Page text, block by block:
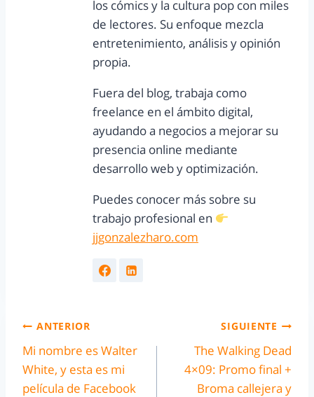
los cómics y la cultura pop con miles
de lectores. Su enfoque mezcla
entretenimiento, análisis y opinión
propia.
Fuera del blog, trabaja como
freelance en el ámbito digital,
ayudando a negocios a mejorar su
presencia online mediante
desarrollo web y optimización.
Puedes conocer más sobre su
trabajo profesional en
jjgonzalezharo.com
ANTERIOR
Mi nombre es Walter
White, y esta es mi
película de Facebook
SIGUIENTE
The Walking Dead
4×09: Promo final +
Broma callejera y